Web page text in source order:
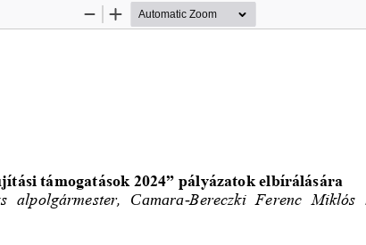
Zoom
Zoom
támogatások 2024” pályázatok elbírálására
alpolgármester, Camara-Bereczki  Ferenc  Miklós